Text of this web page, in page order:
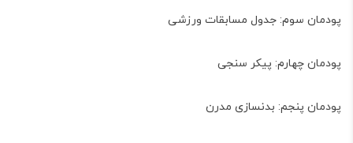
پودمان سوم: جدول مسابقات ورزشی
پودمان چهارم: پیکر سنجی
پودمان پنجم: بدنسازی مدرن